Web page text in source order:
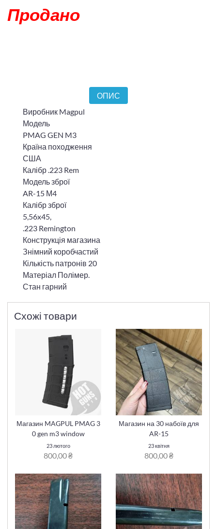
Продано
ОПИС
Виробник Magpul
Модель
PMAG GEN M3
Країна походження
США
Калібр .223 Rem
Модель зброї
AR-15 М4
Калібр зброї
5,56x45,
.223 Remington
Конструкція магазина
Знімний коробчастий
Кількість патронів 20
Матеріал Полімер.
Стан гарний
Схожі товари
Магазин MAGPUL PMAG 3
0 gen m3 window
23 лютого
800,00 ₴
Магазин на 30 набоїв для
AR-15
23 квітня
800,00 ₴